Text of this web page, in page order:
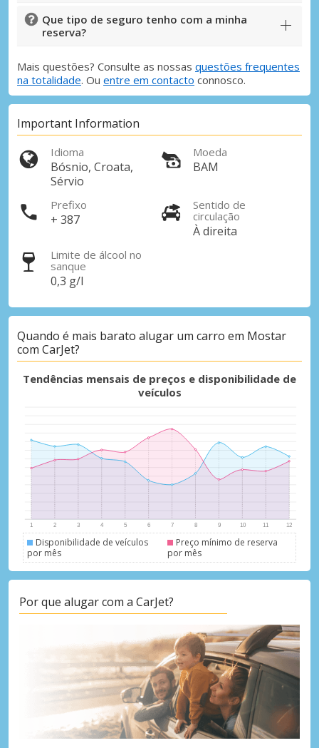
Descontos especiais
Aceda a ofertas exclusivas dos nossos
Iniciar sessão com eLink
Que tipo de seguro tenho com a minha
reserva?
Mais questões? Consulte as nossas questões frequentes
na totalidade. Ou entre em contacto connosco.
Important Information
Idioma
Bósnio, Croata,
Sérvio
Moeda
BAM
Prefixo
+ 387
Sentido de
circulação
À direita
Limite de álcool no
sanque
0,3 g/l
Quando é mais barato alugar um carro em Mostar
com CarJet?
Tendências mensais de preços e disponibilidade de
veículos
Disponibilidade de veículos
por mês
Preço mínimo de reserva
por mês
Por que alugar com a CarJet?